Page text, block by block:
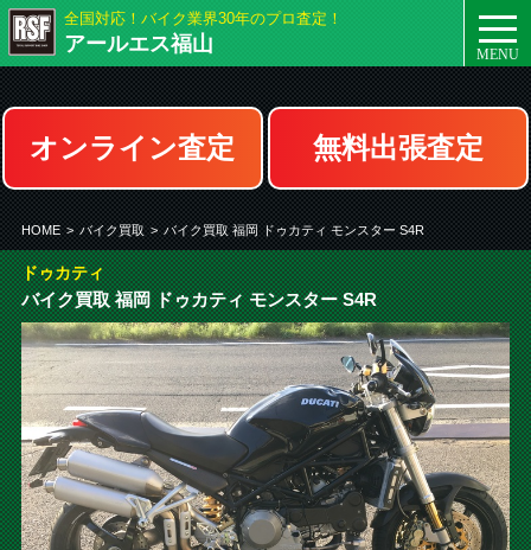
全国対応！バイク業界30年のプロ査定！
アールエス福山
オンライン査定 無料出張査定
HOME > バイク買取 > バイク買取 福岡 ドゥカティ モンスター S4R
ドゥカティ
バイク買取 福岡 ドゥカティ モンスター S4R